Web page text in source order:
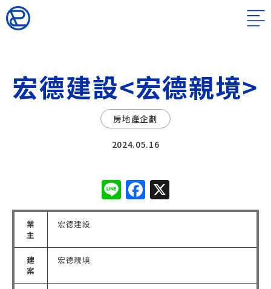
宏德建設<宏德親境>
房地產企劃
2024.05.16
LineFacebook
業
主
宏德建設
建
案
宏德親境